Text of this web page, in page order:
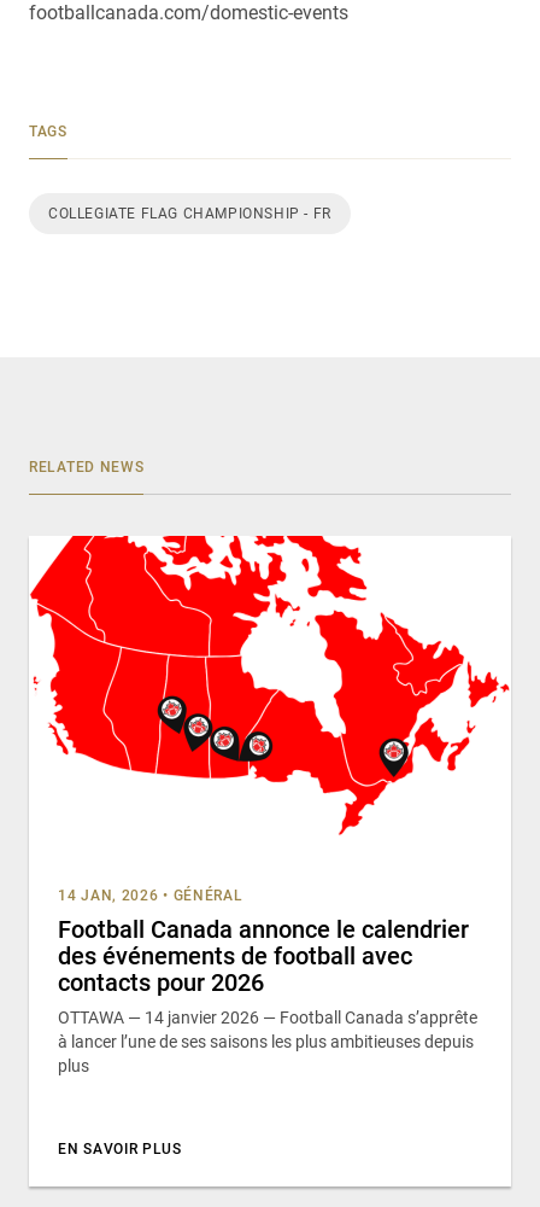
footballcanada.com/domestic-events
TAGS
COLLEGIATE FLAG CHAMPIONSHIP - FR
RELATED NEWS
14 JAN, 2026 • GÉNÉRAL
Football Canada annonce le calendrier
des événements de football avec
contacts pour 2026
OTTAWA — 14 janvier 2026 — Football Canada s’apprête
à lancer l’une de ses saisons les plus ambitieuses depuis
plus
EN SAVOIR PLUS